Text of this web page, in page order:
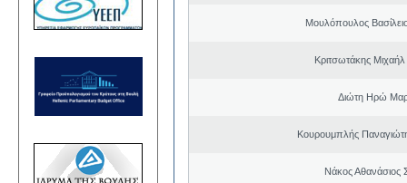
Μουλόπουλος
Κριτσωτάκης
Διώτη Ηρώ
Κουρουμπλής
Νάκος Αθανάσιος